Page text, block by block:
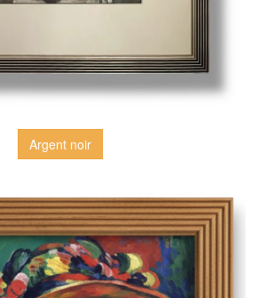
Argent noir